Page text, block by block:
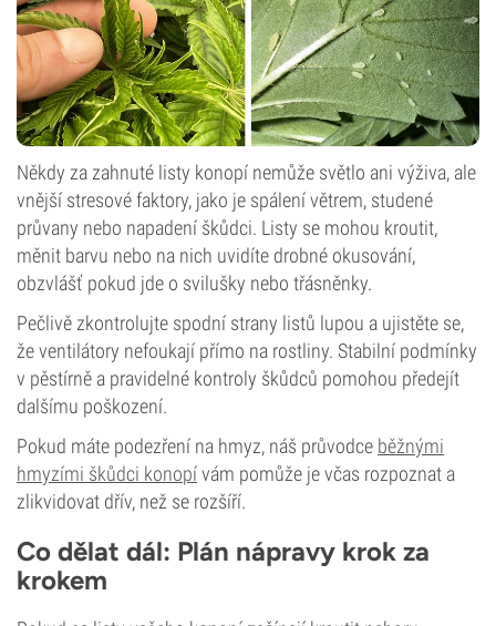
Někdy za zahnuté listy konopí nemůže světlo ani výživa, ale
vnější stresové faktory, jako je spálení větrem, studené
průvany nebo napadení škůdci. Listy se mohou kroutit,
měnit barvu nebo na nich uvidíte drobné okusování,
obzvlášť pokud jde o svilušky nebo třásněnky.
Pečlivě zkontrolujte spodní strany listů lupou a ujistěte se,
že ventilátory nefoukají přímo na rostliny. Stabilní podmínky
v pěstírně a pravidelné kontroly škůdců pomohou předejít
dalšímu poškození.
Pokud máte podezření na hmyz, náš průvodce běžnými
hmyzími škůdci konopívám pomůže je včas rozpoznat a
zlikvidovat dřív, než se rozšíří.
Co dělat dál: Plán nápravy krok za
krokem